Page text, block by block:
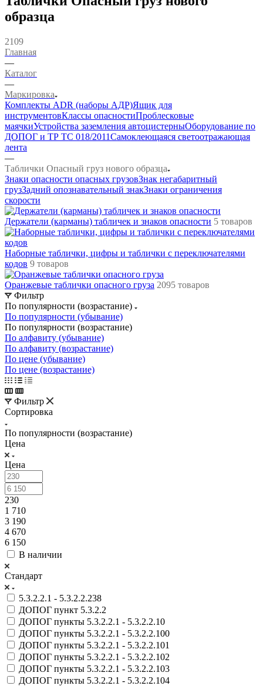
образца
2109
Главная
—
Каталог
—
Маркировка
Комплекты ADR (наборы АДР)Ящик для
инструментовКлассы опасностиПроблесковые
маячкиУстройства заземления автоцистерныОборудование по
ДОПОГ и ТР ТС 018/2011Самоклеющаяся светоотражающая
лента
—
Таблички Опасный груз нового образца
Знаки опасности опасных грузовЗнак негабаритный
грузЗадний опознавательный знакЗнаки ограничения
скорости
Держатели (карманы) табличек и знаков опасности 5 товаров
Наборные таблички, цифры и таблички с переключателями
кодов 9 товаров
Оранжевые таблички опасного груза 2095 товаров
Фильтр
По популярности (возрастание)
По популярности (убывание)
По популярности (возрастание)
По алфавиту (убывание)
По алфавиту (возрастание)
По цене (убывание)
По цене (возрастание)
Фильтр
Сортировка
По популярности (возрастание)
Цена
Цена
230
1 710
3 190
4 670
6 150
В наличии
Стандарт
5.3.2.2.1 - 5.3.2.2.238
ДОПОГ пункт 5.3.2.2
ДОПОГ пункты 5.3.2.2.1 - 5.3.2.2.10
ДОПОГ пункты 5.3.2.2.1 - 5.3.2.2.100
ДОПОГ пункты 5.3.2.2.1 - 5.3.2.2.101
ДОПОГ пункты 5.3.2.2.1 - 5.3.2.2.102
ДОПОГ пункты 5.3.2.2.1 - 5.3.2.2.103
ДОПОГ пункты 5.3.2.2.1 - 5.3.2.2.104